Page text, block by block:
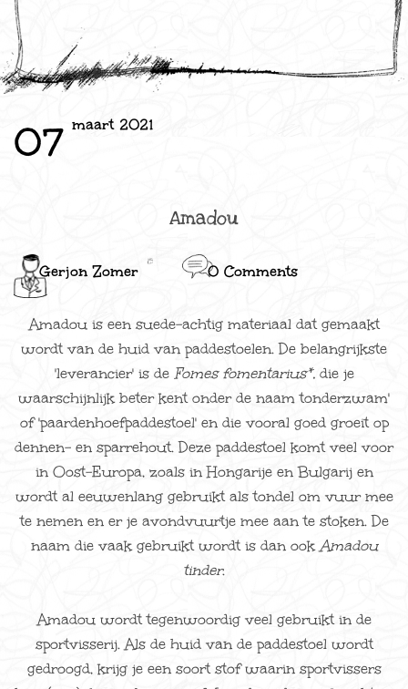
07 maart 2021
Amadou
Gerjon Zomer 0 Comments
Amadou is een suede-achtig materiaal dat gemaakt
wordt van de huid van paddestoelen. De belangrijkste
'leverancier' is de Fomes fomentarius*,die je
waarschijnlijk beter kent onder de naam tonderzwam'
of 'paardenhoefpaddestoel' en die vooral goed groeit op
dennen- en sparrehout. Deze paddestoel komt veel voor
in Oost-Europa, zoals in Hongarije en Bulgarij en
wordt al eeuwenlang gebruikt als tondel om vuur mee
te nemen en er je avondvuurtje mee aan te stoken. De
naam die vaak gebruikt wordt is dan ookAmadou
tinder.
Amadou wordt tegenwoordig veel gebruikt in de
sportvisserij. Als de huid van de paddestoel wordt
gedroogd, krijg je een soort stof waarin sportvissers